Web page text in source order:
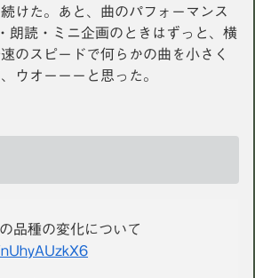
けた。あと、曲のパフォーマンス
朗読・ミニ企画のときはずっと、横
のスピードで何らかの曲を小さく
ウオーーーと思った。
品種の変化について